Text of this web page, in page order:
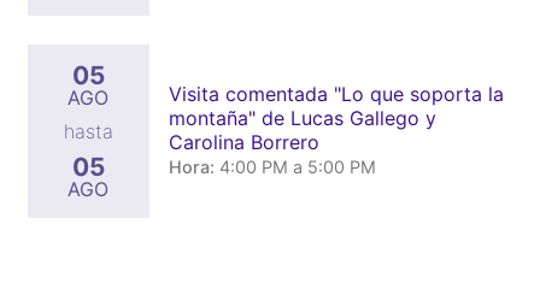
05
AGO
hasta
05
AGO
Visita comentada "Lo que soporta la
montaña" de Lucas Gallego y
Carolina Borrero
Hora: 4:00 PM a 5:00 PM